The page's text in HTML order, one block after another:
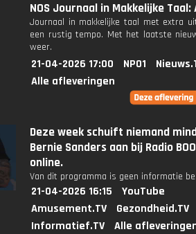
NOS Journaal in Makkelijke
Journaal in makkelijke taal met extra
een rustig tempo. Met het laatste
weer.
21-04-2026 17:00 NPO1
Alle afleveringen
Deze week schuift niemand
Bernie Sanders aan bij Radio
online.
Van dit programma is geen informatie
21-04-2026 16:15
YouTube
Amusement.TV
Gezondheid.TV
Informatief.TV
Alle